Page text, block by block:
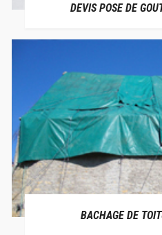
DEVIS POSE DE
BACHAGE DE